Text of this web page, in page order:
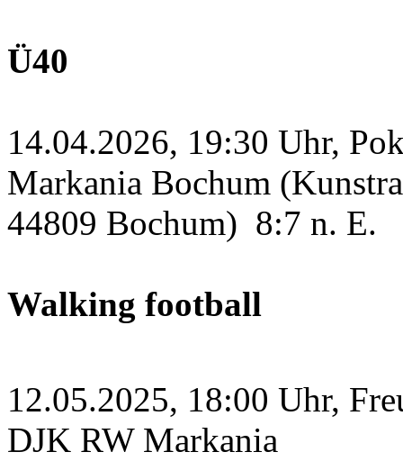
Ü40
14.04.2026, 19:30 Uhr,
Markania Bochum
44809 Bochum) 8:7 n. E.
Walking football
12.05.2025, 18:00 Uhr,
DJK RW Markania